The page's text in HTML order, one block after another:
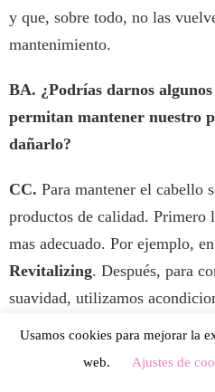
y que, sobre todo, no las
mantenimiento.
BA. ¿Podrías darnos algunos
permitan mantener nuestro
dañarlo?
CC. Para mantener el cabello
productos de calidad. Primero
mas adecuado. Por ejemplo,
Revitalizing. Después, para
suavidad, utilizamos
semana, hay que poner una
Usamos cookies para mejorar la
web.
Ajustes de